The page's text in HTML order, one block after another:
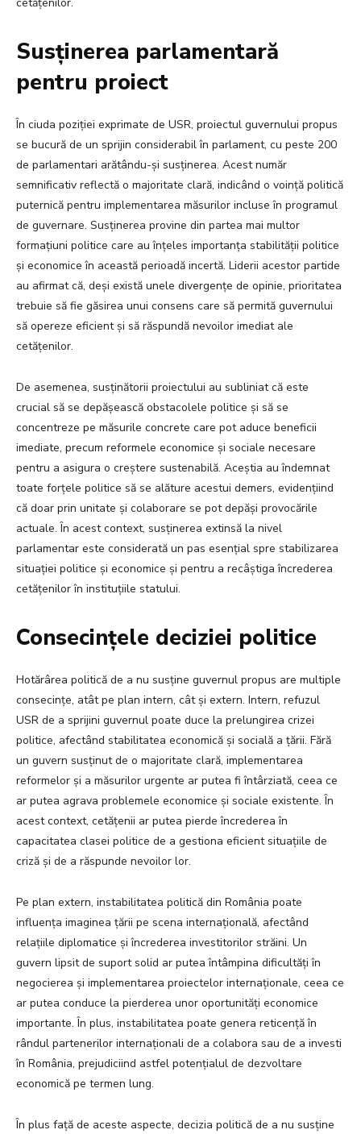
cetățenilor.
Susținerea parlamentară
pentru proiect
În ciuda poziției exprimate de USR, proiectul guvernului propus
se bucură de un sprijin considerabil în parlament, cu peste 200
de parlamentari arătându-și susținerea. Acest număr
semnificativ reflectă o majoritate clară, indicând o voință politică
puternică pentru implementarea măsurilor incluse în programul
de guvernare. Susținerea provine din partea mai multor
formațiuni politice care au înțeles importanța stabilității politice
și economice în această perioadă incertă. Liderii acestor partide
au afirmat că, deși există unele divergențe de opinie, prioritatea
trebuie să fie găsirea unui consens care să permită guvernului
să opereze eficient și să răspundă nevoilor imediat ale
cetățenilor.
De asemenea, susținătorii proiectului au subliniat că este
crucial să se depășească obstacolele politice și să se
concentreze pe măsurile concrete care pot aduce beneficii
imediate, precum reformele economice și sociale necesare
pentru a asigura o creștere sustenabilă. Aceștia au îndemnat
toate forțele politice să se alăture acestui demers, evidențiind
că doar prin unitate și colaborare se pot depăși provocările
actuale. În acest context, susținerea extinsă la nivel
parlamentar este considerată un pas esențial spre stabilizarea
situației politice și economice și pentru a recâștiga încrederea
cetățenilor în instituțiile statului.
Consecințele deciziei politice
Hotărârea politică de a nu susține guvernul propus are multiple
consecințe, atât pe plan intern, cât și extern. Intern, refuzul
USR de a sprijini guvernul poate duce la prelungirea crizei
politice, afectând stabilitatea economică și socială a țării. Fără
un guvern susținut de o majoritate clară, implementarea
reformelor și a măsurilor urgente ar putea fi întârziată, ceea ce
ar putea agrava problemele economice și sociale existente. În
acest context, cetățenii ar putea pierde încrederea în
capacitatea clasei politice de a gestiona eficient situațiile de
criză și de a răspunde nevoilor lor.
Pe plan extern, instabilitatea politică din România poate
influența imaginea țării pe scena internațională, afectând
relațiile diplomatice și încrederea investitorilor străini. Un
guvern lipsit de suport solid ar putea întâmpina dificultăți în
negocierea și implementarea proiectelor internaționale, ceea ce
ar putea conduce la pierderea unor oportunități economice
importante. În plus, instabilitatea poate genera reticență în
rândul partenerilor internaționali de a colabora sau de a investi
în România, prejudiciind astfel potențialul de dezvoltare
economică pe termen lung.
În plus față de aceste aspecte, decizia politică de a nu susține